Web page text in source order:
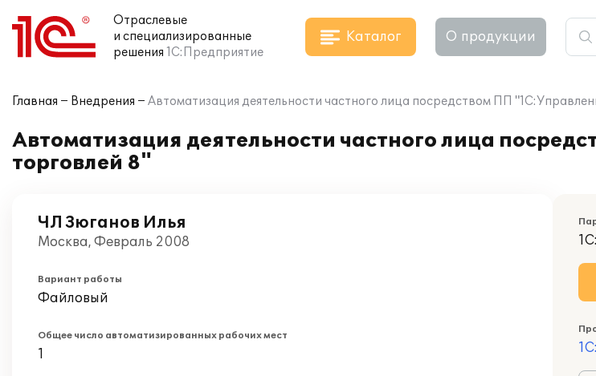
Отраслевые
и специализированные
решения 1С:Предприятие
Каталог О продукции
Главная Внедрения Автоматизация деятельности частного лица посредством ПП
Автоматизация деятельности частного лица
торговлей 8"
ЧЛ Зюганов Илья
Москва, Февраль 2008
Вариант работы
Файловый
Общее число автоматизированных рабочих мест
1